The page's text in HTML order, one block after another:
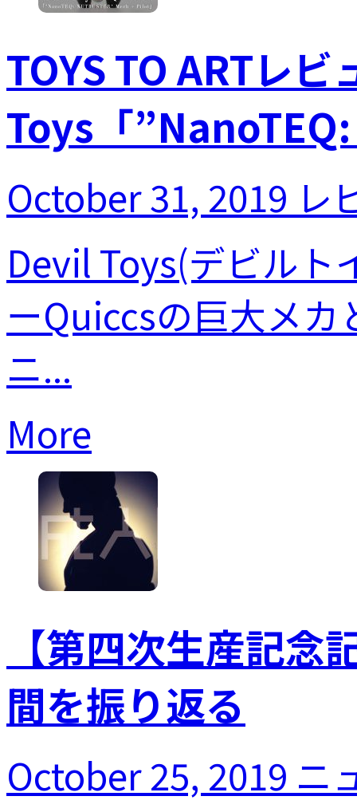
TOYS TO ARTレ
Toys「
October 31, 2019 レ
Devil Toys(デビルト
ーQuiccsの巨大メ
ニ...
More
【第四次生産記
間を振り返る
October 25, 2019 ニ